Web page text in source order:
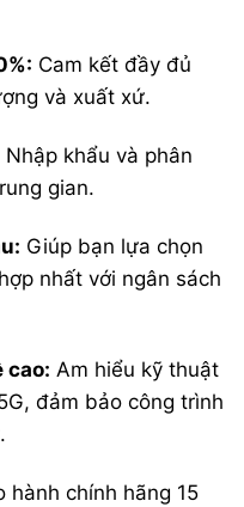
Cam kết đầy đủ
và xuất xứ.
Nhập khẩu và phân
gian.
Giúp bạn lựa chọn
nhất với ngân sách
cao: Am hiểu kỹ thuật
đảm bảo công trình
hành chính hãng 15